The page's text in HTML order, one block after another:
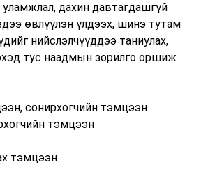
дахин давтагдашгүй
өвлүүлэн үлдээх, шинэ тутам
нийслэлчүүддээ таниулах,
тус наадмын зорилго оршиж
сонирхогчийн тэмцээн
тэмцээн
тэмцээн